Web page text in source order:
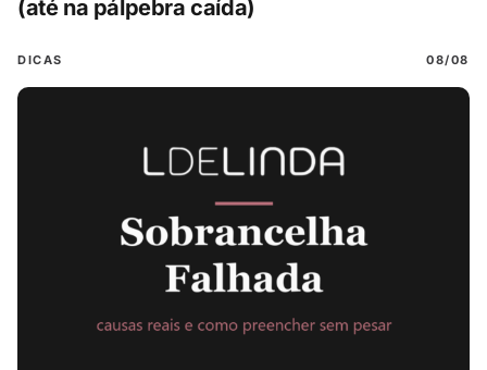
(até na pálpebra caída)
DICAS 08/08